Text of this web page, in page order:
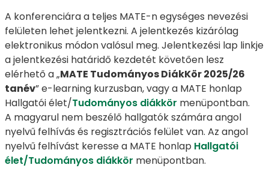
A konferenciára a teljes MATE-n egységes nevezési
felületen lehet jelentkezni. A jelentkezés kizárólag
elektronikus módon valósul meg. Jelentkezési lap linkje
a jelentkezési határidő kezdetét követően lesz
elérhető a „MATE Tudományos DiákKör 2025/26
tanév” e-learning kurzusban, vagy a MATE honlap
Hallgatói élet/Tudományos diákkör menüpontban.
A magyarul nem beszélő hallgatók számára angol
nyelvű felhívás és regisztrációs felület van. Az angol
nyelvű felhívást keresse a MATE honlap Hallgatói
élet/Tudományos diákkör menüpontban.